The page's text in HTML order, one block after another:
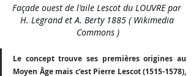
Façade ouest de l'aile Lescot du LOUVRE par
H. Legrand et A. Berty 1885 ( Wikimedia
Commons )
Le concept trouve ses premières origines au
Moyen Âge mais c’est Pierre Lescot (1515-1578),